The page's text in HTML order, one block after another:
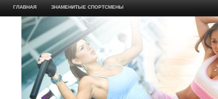
ГЛАВНАЯ ЗНАМЕНИТЫЕ СПОРТСМЕНЫ